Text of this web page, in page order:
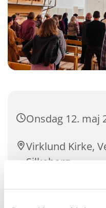
Onsdag 12. maj
Virklund Kirke,
Silkeborg